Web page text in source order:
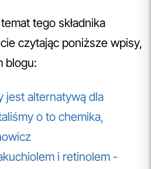
tego składnika
czytając poniższe wpisy,
blogu:
jest alternatywą dla
o to chemika,
i retinolem -